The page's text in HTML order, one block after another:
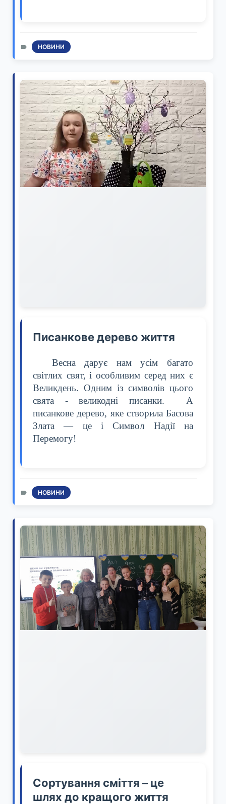
НОВИНИ
Писанкове дерево життя
Весна дарує нам усім багато
світлих свят, і особливим серед них є
Великдень. Одним із символів цього
свята - великодні писанки. А
писанкове дерево, яке створила Басова
Злата — це і Символ Надії на
Перемогу!
НОВИНИ
Сортування сміття – це
шлях до кращого життя